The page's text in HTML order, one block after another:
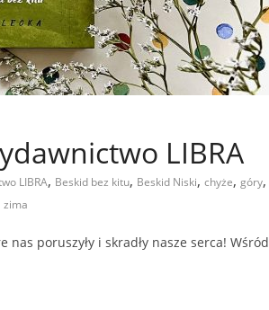
LIBRA
LIBRA, Beskid bez kitu, Beskid Niski, chyże, góry,
zima
nas poruszyły i skradły nasze serca! Wśród